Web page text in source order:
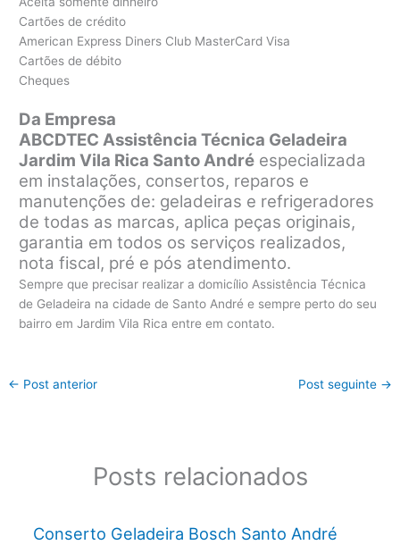
Cartões de crédito
American Express Diners Club MasterCard Visa
Cartões de débito
Cheques
Da Empresa
ABCDTEC Assistência Técnica Geladeira
Jardim Vila Rica Santo André especializada
em instalações, consertos, reparos e
manutenções de: geladeiras e refrigeradores
de todas as marcas, aplica peças originais,
garantia em todos os serviços realizados,
nota fiscal, pré e pós atendimento.
Sempre que precisar realizar a domicílio Assistência Técnica
de Geladeira na cidade de Santo André e sempre perto do seu
bairro em Jardim Vila Rica entre em contato.
← Post anterior Post seguinte →
Posts relacionados
Conserto Geladeira Bosch Santo André